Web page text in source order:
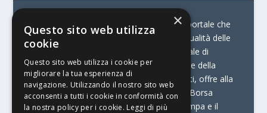
© Stratego Group –
stampamedia.net è il portale che
racconta le innovazioni tecnologiche e l’attualità delle
aziende di stampa e di converting. È il portale di
riferimento per chi opera in Italia nel settore della
comunicazione stampata. Oltre ai contenuti, offre alla
propria community diversi servizi come:
la Borsa
Lavoro, la Print Connection, i Big della Stampa e il
×
Questo sito web utilizza
cookie
Questo sito web utilizza i cookie per
migliorare la tua esperienza di
navigazione. Utilizzando il nostro sito web
acconsenti a tutti i cookie in conformità con
la nostra policy per i cookie. Leggi di più